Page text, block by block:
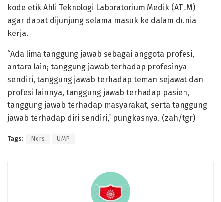
kode etik Ahli Teknologi Laboratorium Medik (ATLM)
agar dapat dijunjung selama masuk ke dalam dunia
kerja.
“Ada lima tanggung jawab sebagai anggota profesi,
antara lain; tanggung jawab terhadap profesinya
sendiri, tanggung jawab terhadap teman sejawat dan
profesi lainnya, tanggung jawab terhadap pasien,
tanggung jawab terhadap masyarakat, serta tanggung
jawab terhadap diri sendiri,” pungkasnya. (zah/tgr)
Tags: Ners UMP